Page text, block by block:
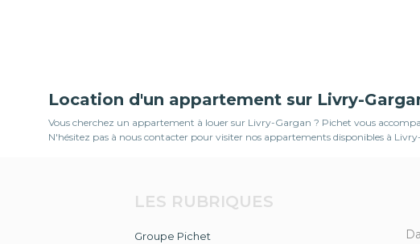
Location d'un appartement sur Livry-
Vous cherchez un appartement à louer sur Livry-Gargan ? Pichet vous
N'hésitez pas à nous contacter pour visiter nos appartements disponibles à
LES RUBRIQUES
Groupe Pichet